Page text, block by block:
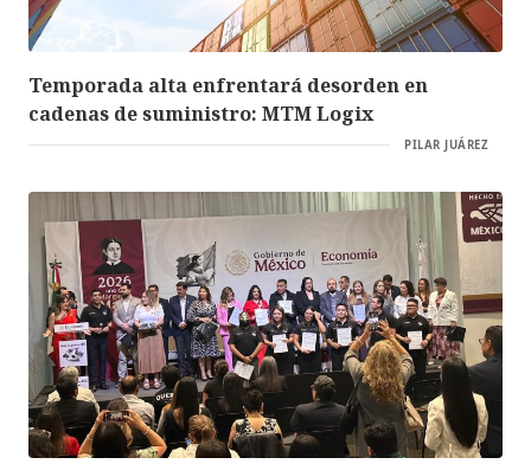
Temporada alta enfrentará desorden en
cadenas de suministro: MTM Logix
PILAR JUÁREZ